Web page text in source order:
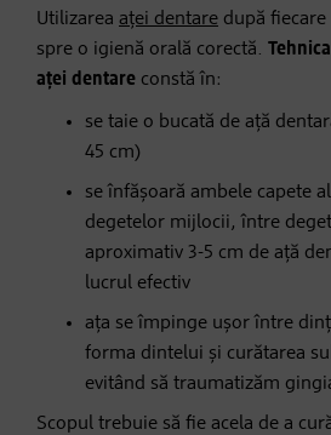
Utilizarea aței dentare după fiecare
spre o igienă orală corectă.
aței dentare constă în:
se taie o bucată de ață
45 cm)
se înfășoară ambele capete
degetelor mijlocii, între
aproximativ 3-5 cm de ață
lucrul efectiv
ața se împinge ușor între
forma dintelui și curătarea
evitând să traumatizăm
Scopul trebuie să fie acela de a